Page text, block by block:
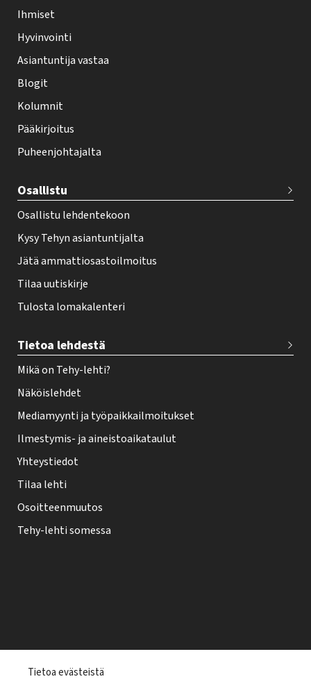
e
h
t
i
f
o
t
r
Ihmiset
Hyvinvointi
Asiantuntija vastaa
Blogit
Kolumnit
Pääkirjoitus
Puheenjohtajalta
Osallistu
Osallistu lehdentekoon
Kysy Tehyn asiantuntijalta
Jätä ammattiosastoilmoitus
Tilaa uutiskirje
Tulosta lomakalenteri
Tietoa lehdestä
Mikä on Tehy-lehti?
Näköislehdet
Mediamyynti ja työpaikkailmoitukset
Ilmestymis- ja aineistoaikataulut
Yhteystiedot
Tilaa lehti
Osoitteenmuutos
Tehy-lehti somessa
Tietoa evästeistä